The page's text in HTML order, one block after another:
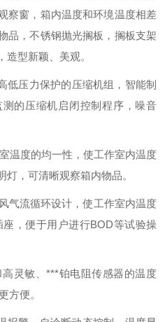
察窗，箱内温度和环境温度相差
品，不锈钢抛光搁板，搁板支架
型新颖、美观。
低压力保护的压缩机组，智能制
的压缩机启闭控制程序，噪音
温度的均一性，使工作室内温度
，可清晰观察箱内物品。
气流循环设计，使工作室内温度
座，便于用户进行BOD等试验操
灵敏、***铂电阻传感器的温度
方便。